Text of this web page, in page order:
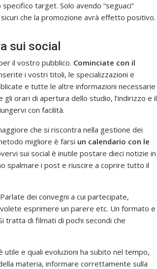
target. Solo avendo “seguaci”
che la promozione avrà effetto positivo.
sui social
il vostro pubblico. Cominciate con il
i vostri titoli, le specializzazioni e
e tutte le altre informazioni necessarie
orari di apertura dello studio, l’indirizzo e il
con facilità.
che si riscontra nella gestione dei
migliore è farsi un calendario con le
sui social è inutile postare dieci notizie in
spalmare i post e riuscire a coprire tutto il
dei convegni a cui partecipate,
esprimere un parere etc. Un formato e
tratta di filmati di pochi secondi che
utile e quali evoluzioni ha subito nel tempo,
materia, informare correttamente sulla